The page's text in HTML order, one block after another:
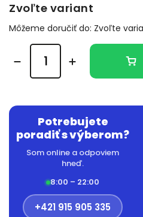
Zvoľte variant
Môžeme doručiť do: Zvoľte
Potrebujete
poradiť s výberom?
Som online a odpoviem
hneď.
8:00 – 22:00
+421 915 905 335